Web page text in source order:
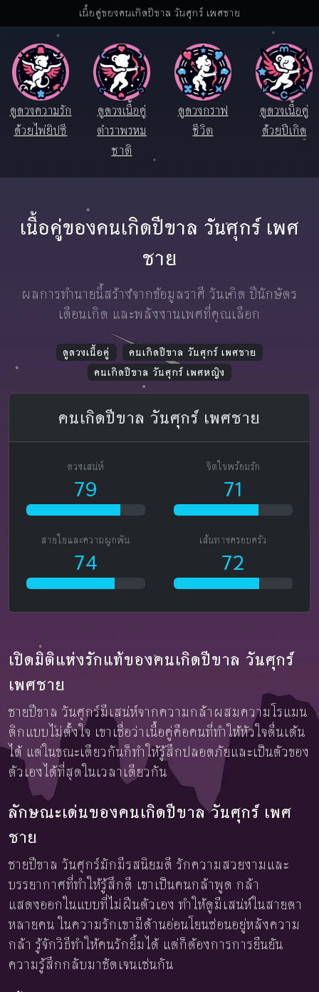
เนื้อคู่ของคนเกิดปีขาล วันศุกร์ เพศชาย
ดูดวงความรัก
ด้วยไพ่ยิปซี
ดูดวงเนื้อคู่
ตำราพรหม
ชาติ
ดูดวงกราฟ
ชีวิต
ดูดวงเนื้อคู่
ด้วยปีเกิด
เนื้อคู่ของคนเกิดปีขาล วันศุกร์ เพศ
ชาย
ผลการทำนายนี้สร้างจากข้อมูลราศี วันเกิด ปีนักษัตร
เดือนเกิด และพลังงานเพศที่คุณเลือก
ดูดวงเนื้อคู่
คนเกิดปีขาล วันศุกร์ เพศชาย
คนเกิดปีขาล วันศุกร์ เพศหญิง
คนเกิดปีขาล วันศุกร์ เพศชาย
ดวงเสน่ห์
79
จิตใจพร้อมรัก
71
สายใยและความผูกพัน
74
เส้นทางครอบครัว
72
เปิดมิติแห่งรักแท้ของคนเกิดปีขาล วันศุกร์
เพศชาย
ชายปีขาล วันศุกร์มีเสน่ห์จากความกล้าผสมความโรแมน
ติกแบบไม่ตั้งใจ เขาเชื่อว่าเนื้อคู่คือคนที่ทำให้หัวใจตื่นเต้น
ได้ แต่ในขณะเดียวกันก็ทำให้รู้สึกปลอดภัยและเป็นตัวของ
ตัวเองได้ที่สุดในเวลาเดียวกัน
ลักษณะเด่นของคนเกิดปีขาล วันศุกร์ เพศ
ชาย
ชายปีขาล วันศุกร์มักมีรสนิยมดี รักความสวยงามและ
บรรยากาศที่ทำให้รู้สึกดี เขาเป็นคนกล้าพูด กล้า
แสดงออกในแบบที่ไม่ฝืนตัวเอง ทำให้ดูมีเสน่ห์ในสายตา
หลายคน ในความรักเขามีด้านอ่อนโยนซ่อนอยู่หลังความ
กล้า รู้จักวิธีทำให้คนรักยิ้มได้ แต่ก็ต้องการการยืนยัน
ความรู้สึกกลับมาชัดเจนเช่นกัน